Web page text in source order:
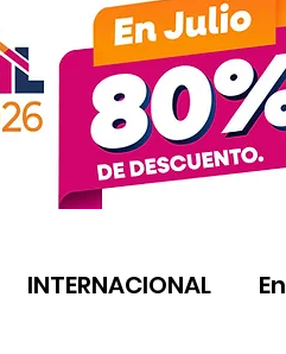
INTERNACIONAL